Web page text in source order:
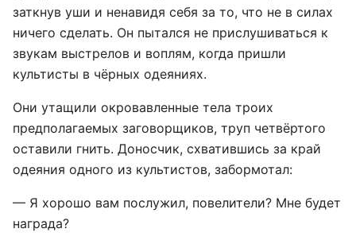
заткнув уши и ненавидя себя за то, что не в силах
ничего сделать. Он пытался не прислушиваться к
звукам выстрелов и воплям, когда пришли
культисты в чёрных одеяниях.
Они утащили окровавленные тела троих
предполагаемых заговорщиков, труп четвёртого
оставили гнить. Доносчик, схватившись за край
одеяния одного из культистов, забормотал:
— Я хорошо вам послужил, повелители? Мне будет
награда?